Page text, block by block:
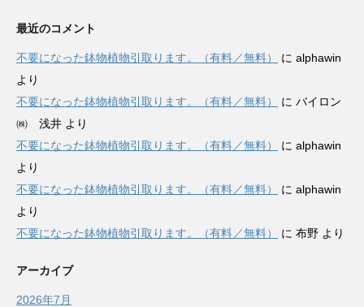
最近のコメント
不要になった鉢物植物引取ります。（有料／無料） に alphawin
より
不要になった鉢物植物引取ります。（有料／無料）
に バイロン
㈱ 浅井 より
不要になった鉢物植物引取ります。（有料／無料）
に alphawin
より
不要になった鉢物植物引取ります。（有料／無料）
に alphawin
より
不要になった鉢物植物引取ります。（有料／無料）
に 布野 より
アーカイブ
2026年7月